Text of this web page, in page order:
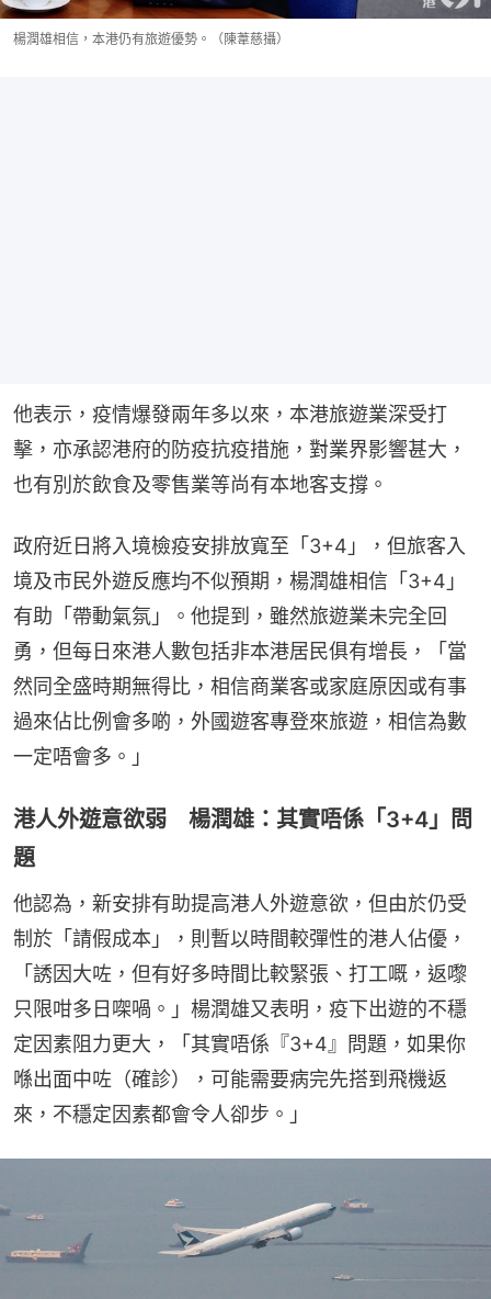
楊潤雄相信，本港仍有旅遊優勢。（陳葦慈攝）
他表示，疫情爆發兩年多以來，本港旅遊業深受打
擊，亦承認港府的防疫抗疫措施，對業界影響甚大，
也有別於飲食及零售業等尚有本地客支撐。
政府近日將入境檢疫安排放寬至「3+4」，但旅客入
境及市民外遊反應均不似預期，楊潤雄相信「3+4」
有助「帶動氣氛」。他提到，雖然旅遊業未完全回
勇，但每日來港人數包括非本港居民俱有增長，「當
然同全盛時期無得比，相信商業客或家庭原因或有事
過來佔比例會多啲，外國遊客專登來旅遊，相信為數
一定唔會多。」
港人外遊意欲弱 楊潤雄：其實唔係「3+4」問
題
他認為，新安排有助提高港人外遊意欲，但由於仍受
制於「請假成本」，則暫以時間較彈性的港人佔優，
「誘因大咗，但有好多時間比較緊張、打工嘅，返嚟
只限咁多日㗎喎。」楊潤雄又表明，疫下出遊的不穩
定因素阻力更大，「其實唔係『3+4』問題，如果你
喺出面中咗（確診），可能需要病完先搭到飛機返
來，不穩定因素都會令人卻步。」